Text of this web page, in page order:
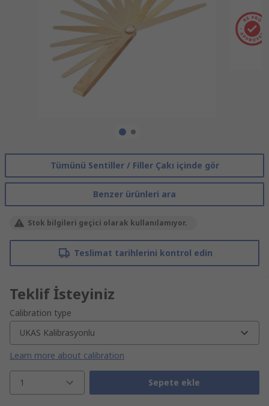
Tümünü Sentiller / Filler Çakı içinde gör
Benzer ürünleri ara
Stok bilgileri geçici olarak kullanılamıyor.
Teslimat tarihlerini kontrol edin
Teklif İsteyiniz
Calibration type
UKAS Kalibrasyonlu
Learn more about calibration
1 Sepete ekle